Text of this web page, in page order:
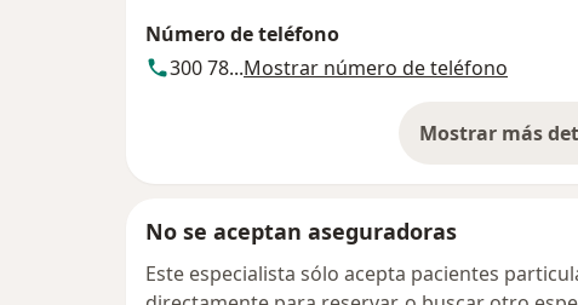
Número de teléfono
300 78...Mostrar número de teléfono
Mostrar mássobre
No se aceptan aseguradoras
Este especialista sólo acepta pacientes